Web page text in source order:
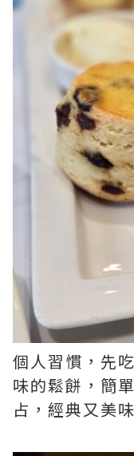
個人習慣，先
味的鬆餅，簡
占，經典又美味